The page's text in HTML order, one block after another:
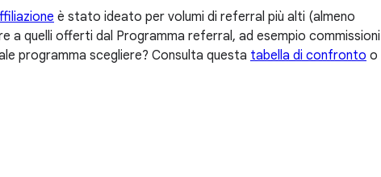
è stato ideato per volumi di referral più alti (almeno
a quelli offerti dal Programma referral, ad esempio commissioni
programma scegliere? Consulta questa tabella di confronto o